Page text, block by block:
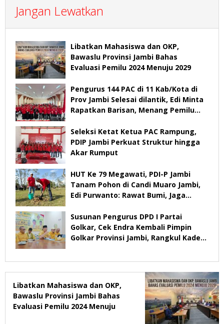
Jangan Lewatkan
Libatkan Mahasiswa dan OKP,
Bawaslu Provinsi Jambi Bahas
Evaluasi Pemilu 2024 Menuju 2029
Pengurus 144 PAC di 11 Kab/Kota di
Prov Jambi Selesai dilantik, Edi Minta
Rapatkan Barisan, Menang Pemilu
Seleksi Ketat Ketua PAC Rampung,
PDIP Jambi Perkuat Struktur hingga
Akar Rumput
HUT Ke 79 Megawati, PDI-P Jambi
Tanam Pohon di Candi Muaro Jambi,
Edi Purwanto: Rawat Bumi, Jaga
Susunan Pengurus DPD I Partai
Golkar, Cek Endra Kembali Pimpin
Golkar Provinsi Jambi, Rangkul Kader
Libatkan Mahasiswa dan OKP,
Bawaslu Provinsi Jambi Bahas
Evaluasi Pemilu 2024 Menuju